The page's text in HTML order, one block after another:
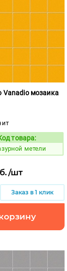
Vanadio мозаика
552050
товара:
метели
шт
Заказ в 1 клик